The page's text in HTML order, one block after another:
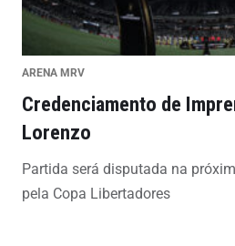
ARENA MRV
Credenciamento de
Lorenzo
Partida será disputada na
pela Copa Libertadores